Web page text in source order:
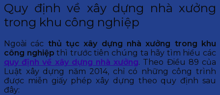
Quy định về xây dựng nhà xưởng
trong khu công nghiệp
Ngoài các thủ tục xây dựng nhà xưởng trong khu
công nghiệp thì trước tiên chúng ta hãy tìm hiểu các
quy định về xây dựng nhà xưởng. Theo Điều 89 của
Luật xây dựng năm 2014, chỉ có những công trình
được miễn giấy phép xây dựng theo quy định sau
đây: